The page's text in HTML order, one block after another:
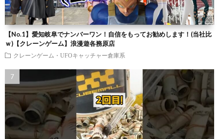
【No.1】愛知岐阜でナンバーワン！自信をもってお勧めします！(当社比
ｗ)【クレーンゲーム】浪漫遊各務原店
クレーンゲーム・UFOキャッチャー倉庫系